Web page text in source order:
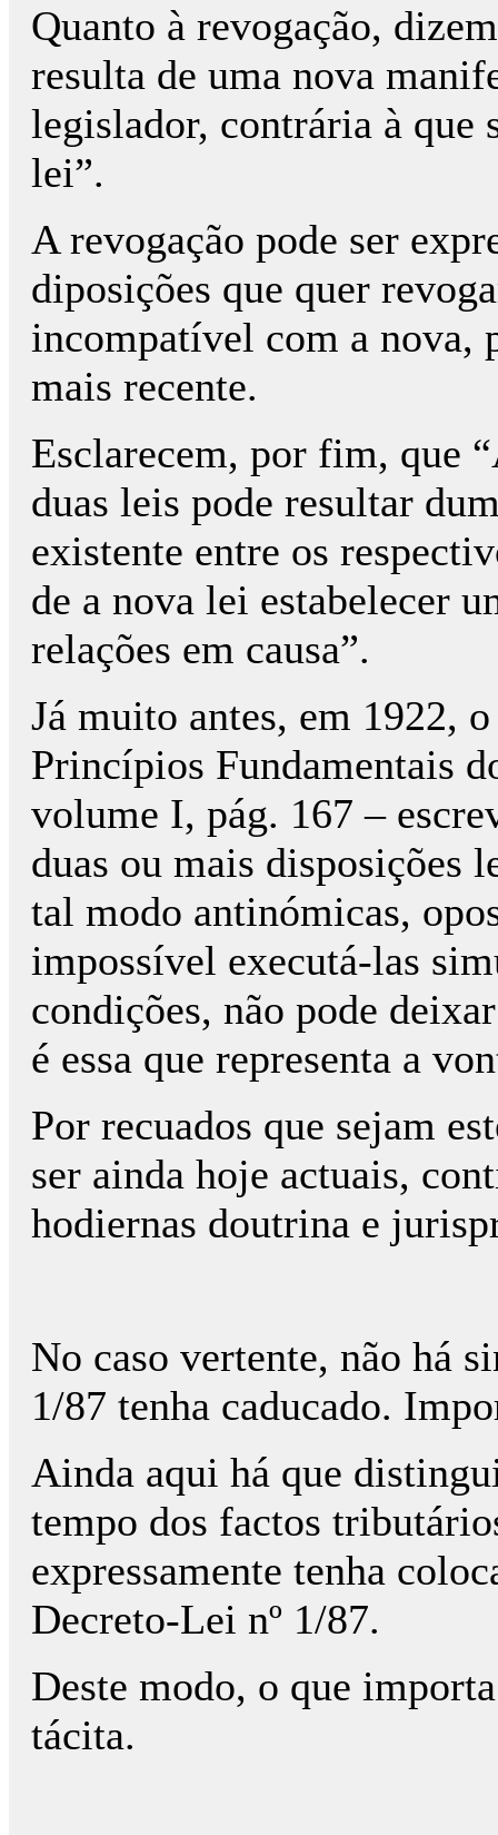
Quanto à revogação,
resulta de uma nova
legislador, contrária à que
lei”.
A revogação pode ser
diposições que quer
incompatível com a nova,
mais recente.
Esclarecem, por fim, que
duas leis pode resultar
existente entre os
de a nova lei estabelecer
relações em causa”.
Já muito antes, em 1922,
Princípios Fundamentais
volume I, pág. 167 –
duas ou mais disposições
tal modo antinómicas,
impossível executá-las
condições, não pode
é essa que representa a
Por recuados que sejam
ser ainda hoje actuais,
hodiernas doutrina e
No caso vertente, não há
1/87 tenha caducado.
Ainda aqui há que
tempo dos factos
expressamente tenha
Decreto-Lei nº 1/87.
Deste modo, o que
tácita.